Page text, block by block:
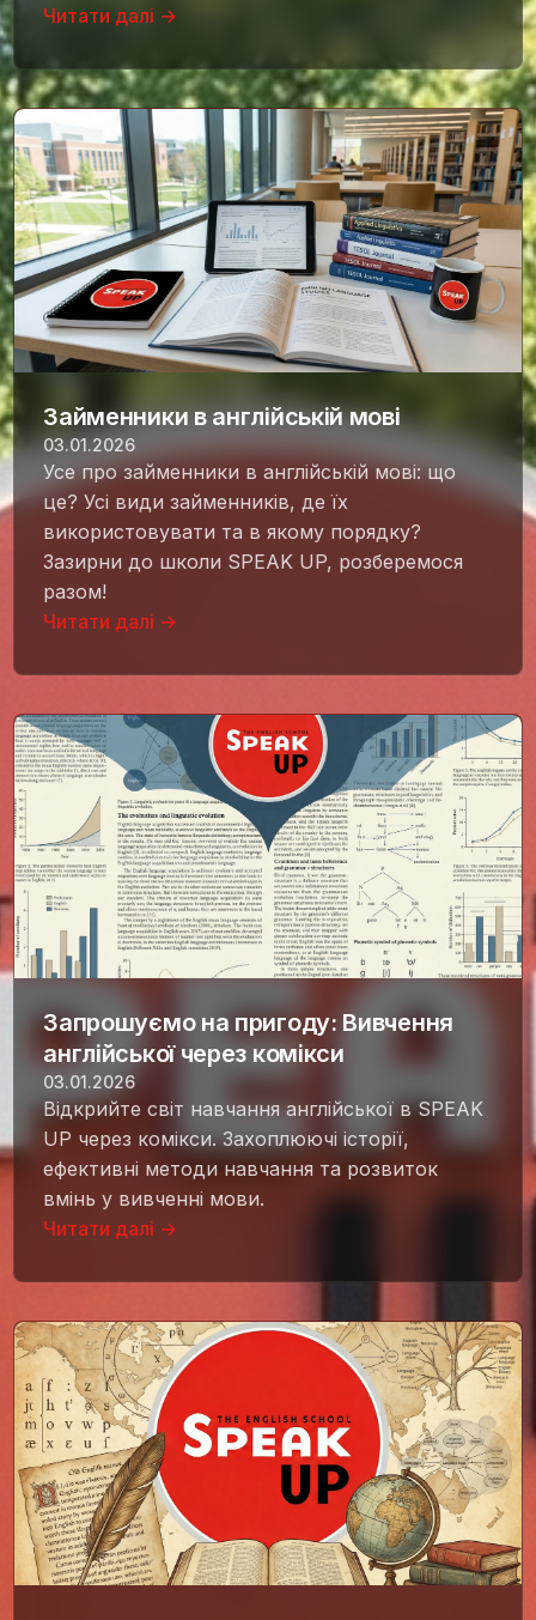
Читати далі →
Займенники в англійській мові
03.01.2026
Усе про займенники в англійській мові: що
це? Усі види займенників, де їх
використовувати та в якому порядку?
Зазирни до школи SPEAK UP, розберемося
разом!
Читати далі →
Запрошуємо на пригоду: Вивчення
англійської через комікси
03.01.2026
Відкрийте світ навчання англійської в SPEAK
UP через комікси. Захоплюючі історії,
ефективні методи навчання та розвиток
вмінь у вивченні мови.
Читати далі →